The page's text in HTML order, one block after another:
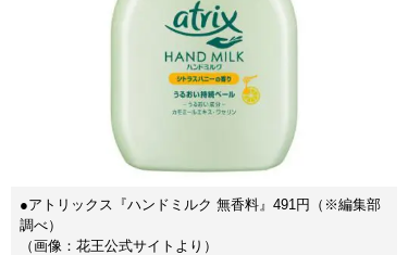
●アトリックス『ハンドミルク 無香料』491円（※編集部
調べ）
（画像：花王公式サイトより）